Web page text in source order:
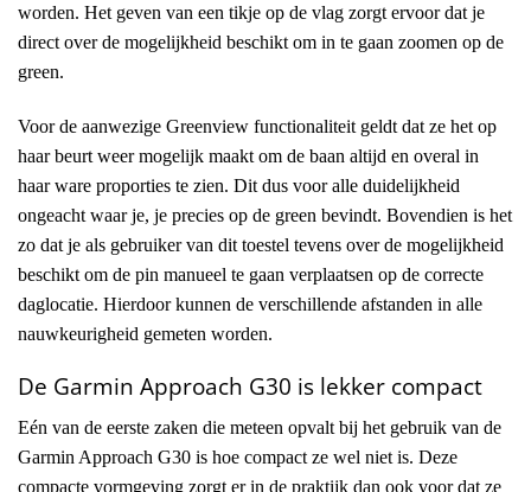
worden. Het geven van een tikje op de vlag zorgt ervoor dat je
direct over de mogelijkheid beschikt om in te gaan zoomen op de
green.
Voor de aanwezige Greenview functionaliteit geldt dat ze het op
haar beurt weer mogelijk maakt om de baan altijd en overal in
haar ware proporties te zien. Dit dus voor alle duidelijkheid
ongeacht waar je, je precies op de green bevindt. Bovendien is het
zo dat je als gebruiker van dit toestel tevens over de mogelijkheid
beschikt om de pin manueel te gaan verplaatsen op de correcte
daglocatie. Hierdoor kunnen de verschillende afstanden in alle
nauwkeurigheid gemeten worden.
De Garmin Approach G30 is lekker compact
Eén van de eerste zaken die meteen opvalt bij het gebruik van de
Garmin Approach G30 is hoe compact ze wel niet is. Deze
compacte vormgeving zorgt er in de praktijk dan ook voor dat ze